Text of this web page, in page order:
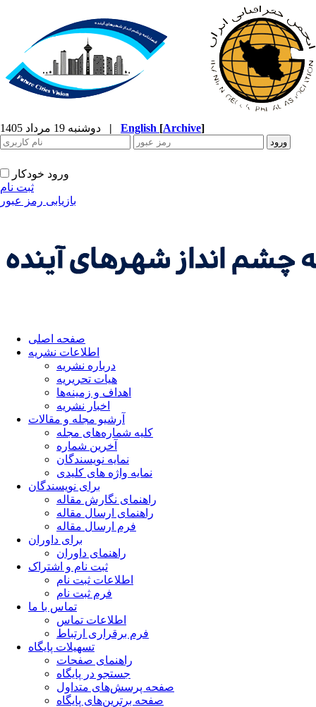
| English [Archive]
ورود خودکار
ثبت نام
بازیابی رمز عبور
صفحه اصلی
اطلاعات نشریه
درباره نشریه
هیات تحریریه
اهداف و زمینه‌ها
اخبار نشریه
آرشیو مجله و مقالات
کلیه شماره‌های مجله
آخرین شماره
نمایه نویسندگان
نمایه واژه های کلیدی
برای نویسندگان
راهنمای نگارش مقاله
راهنمای ارسال مقاله
فرم ارسال مقاله
برای داوران
راهنمای داوران
ثبت نام و اشتراک
اطلاعات ثبت نام
فرم ثبت نام
تماس با ما
اطلاعات تماس
فرم برقراری ارتباط
تسهیلات پایگاه
راهنمای صفحات
جستجو در پایگاه
صفحه پرسش‌های متداول
صفحه برترین‌های پایگاه